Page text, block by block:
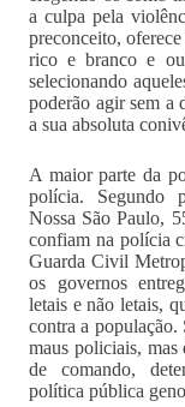
a culpa pela
preconceito,
rico e branco e
selecionando
poderão agir sem a
a sua absoluta
A maior parte da
polícia. Segundo
Nossa São Paulo,
confiam na polícia
Guarda Civil
os governos
letais e não letais,
contra a população.
maus policiais, mas
de comando,
política pública